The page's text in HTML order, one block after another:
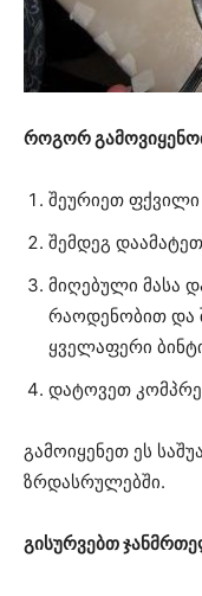
როგორ
შეურიეთ
შემდეგ
მიღებული მასა
რაოდენობით და
ყველაფერი
დატოვეთ
გამოიყენეთ ეს
ზრდასრულებში.
გისურვებთ